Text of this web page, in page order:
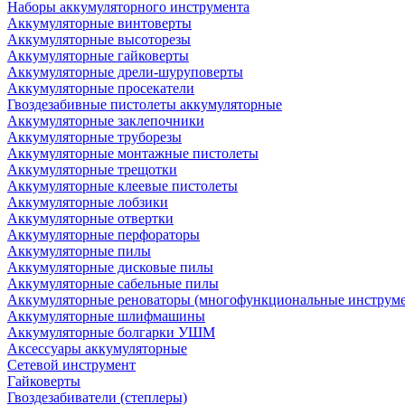
Наборы аккумуляторного инструмента
Аккумуляторные винтоверты
Аккумуляторные высоторезы
Аккумуляторные гайковерты
Аккумуляторные дрели-шуруповерты
Аккумуляторные просекатели
Гвоздезабивные пистолеты аккумуляторные
Аккумуляторные заклепочники
Аккумуляторные труборезы
Аккумуляторные монтажные пистолеты
Аккумуляторные трещотки
Аккумуляторные клеевые пистолеты
Аккумуляторные лобзики
Аккумуляторные отвертки
Аккумуляторные перфораторы
Аккумуляторные пилы
Аккумуляторные дисковые пилы
Аккумуляторные сабельные пилы
Аккумуляторные реноваторы (многофункциональные
Аккумуляторные шлифмашины
Аккумуляторные болгарки УШМ
Аксессуары аккумуляторные
Сетевой инструмент
Гайковерты
Гвоздезабиватели (степлеры)